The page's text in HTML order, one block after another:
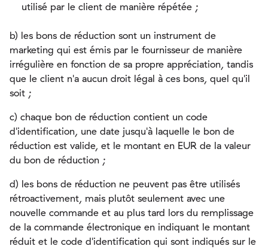
utilisé par le client de manière répétée ;
b) les bons de réduction sont un instrument de
marketing qui est émis par le fournisseur de manière
irrégulière en fonction de sa propre appréciation, tandis
que le client n'a aucun droit légal à ces bons, quel qu'il
soit ;
c) chaque bon de réduction contient un code
d'identification, une date jusqu'à laquelle le bon de
réduction est valide, et le montant en EUR de la valeur
du bon de réduction ;
d) les bons de réduction ne peuvent pas être utilisés
rétroactivement, mais plutôt seulement avec une
nouvelle commande et au plus tard lors du remplissage
de la commande électronique en indiquant le montant
réduit et le code d'identification qui sont indiqués sur le